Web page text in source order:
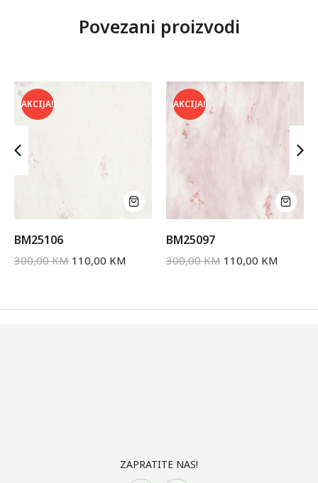
Povezani proizvodi
AKCIJA!
BM25106
300,00KM 110,00 KM
AKCIJA!
BM25097
300,00KM 110,00 KM
ZAPRATITE NAS!